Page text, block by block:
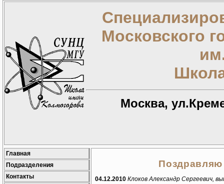
Московского
Москва,
Главная
Подразделения
Контакты
04.12.2010 Клоков Александр Сергеевич,